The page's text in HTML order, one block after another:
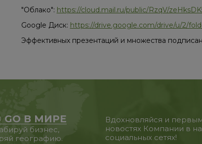
"Облако": https://cloud.mail.ru/public/RzqV/
Google Диск: https://drive.google.com/drive/u/2/
Эффективных презентаций и множества
GO В МИРЕ
бизнес,
географию.
Вдохновляйся и
новостях Компании в
социальных сетях!